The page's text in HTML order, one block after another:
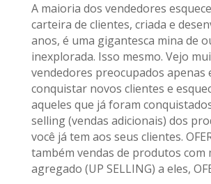
A maioria dos vendedores
carteira de clientes, criada e
anos, é uma gigantesca mina de
inexplorada. Isso mesmo. Vejo
vendedores preocupados apenas
conquistar novos clientes e
aqueles que já foram
selling (vendas adicionais) dos
você já tem aos seus clientes.
também vendas de produtos com
agregado (UP SELLING) a eles,